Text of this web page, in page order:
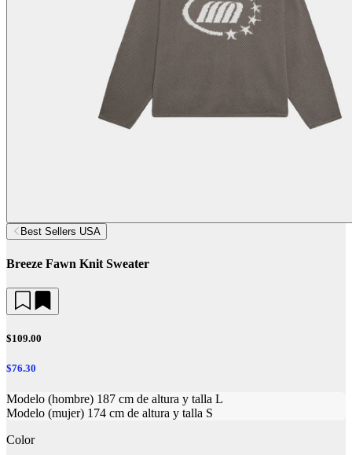
Best Sellers USA
Breeze Fawn Knit Sweater
$109.00
$76.30
Modelo (hombre) 187 cm de altura y talla L
Modelo (mujer) 174 cm de altura y talla S
Color